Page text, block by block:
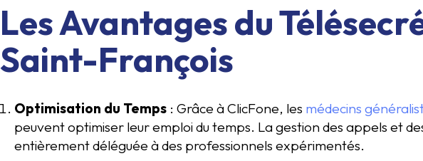
Les Avantages du
Saint-François
Optimisation du Temps : Grâce à ClicFone, les médecins
peuvent optimiser leur emploi du temps. La gestion des appels et
entièrement déléguée à des professionnels expérimentés.